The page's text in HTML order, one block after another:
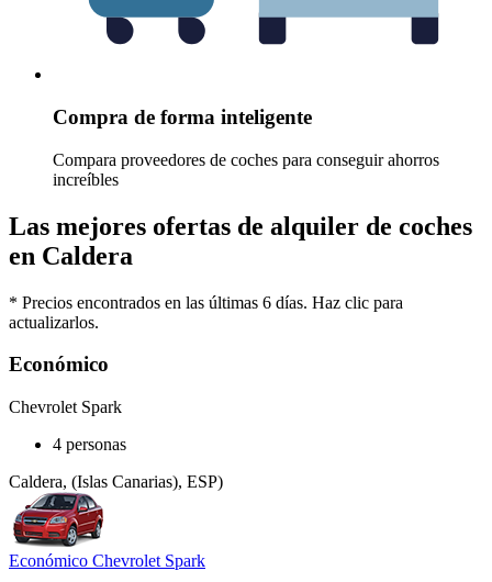
Compra de forma inteligente
Compara proveedores de coches para conseguir ahorros
increíbles
Las mejores ofertas de alquiler de coches
en Caldera
* Precios encontrados en las últimas 6 días. Haz clic para
actualizarlos.
Económico
Chevrolet Spark
4 personas
Caldera, (Islas Canarias), ESP)
Económico Chevrolet Spark